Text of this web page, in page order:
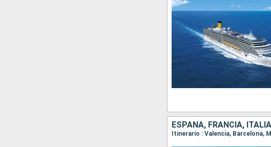
ESPAÑA, FRANCIA,
Itinerario : Valencia, Barcelona,